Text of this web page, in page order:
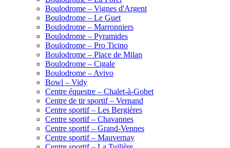
Boulodrome – Vignes d'Argent
Boulodrome – Le Guet
Boulodrome – Marronniers
Boulodrome – Pyramides
Boulodrome – Pro Ticino
Boulodrome – Place de Milan
Boulodrome – Cigale
Boulodrome – Avivo
Bowl – Vidy
Centre équestre – Chalet-à-Gobet
Centre de tir sportif – Vernand
Centre sportif – Les Bergières
Centre sportif – Chavannes
Centre sportif – Grand-Vennes
Centre sportif – Mauvernay